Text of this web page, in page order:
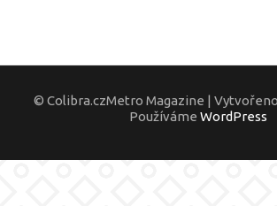
© Colibra.czMetro Magazine | Vytvořeno
Používáme WordPress